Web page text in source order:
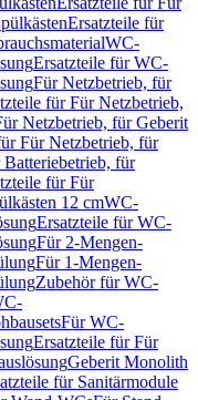
Ersatzteile für
WC-
Ersatzteile für WC-
Für Netzbetrieb, für
für Für Netzbetrieb,
Netzbetrieb, für Geberit
Für Netzbetrieb, für
Batteriebetrieb, für
für Für
12 cmWC-
Ersatzteile für WC-
Für 2-Mengen-
Für 1-Mengen-
Zubehör für WC-
Für WC-
Ersatzteile für Für
Geberit Monolith
für Sanitärmodule